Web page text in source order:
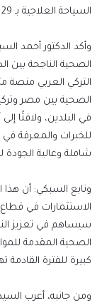
السياحة العلاجية بـ 29 دولة من دول المنطقة العربية.
وأكد الدكتور أحمد
الصحية الناجحة بين
التركي العربي منصة
الصحية بين مصر
في البلدين، ولافتًا
للخبرات والمعرفة
شاملة وعالية الجودة
وتابع السبكي: أن هذا
الاستثمارات في قطاع
سيساهم في تعزيز
الصحية المقدمة
كبيرة للفترة
ومن جانبه، أعرب